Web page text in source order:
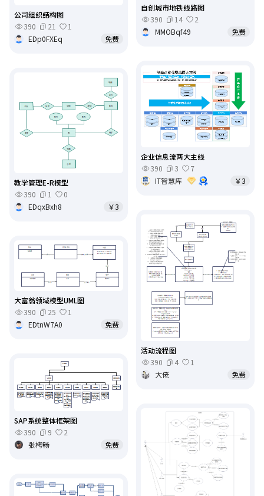
自创城市地铁线路图
390
14
2
MMOBqf49
免费
公司组织结构图
390
21
1
EDp0FXEq
免费
企业信息流两大主线
390
3
7
IT智慧库
￥3
教学管理E-R模型
390
1
0
EDqxBxh8
￥3
活动流程图
390
4
1
大佬
免费
大富翁领域模型UML图
390
25
1
EDtnW7A0
免费
SAP系统整体框架图
390
9
2
张栲畅
免费